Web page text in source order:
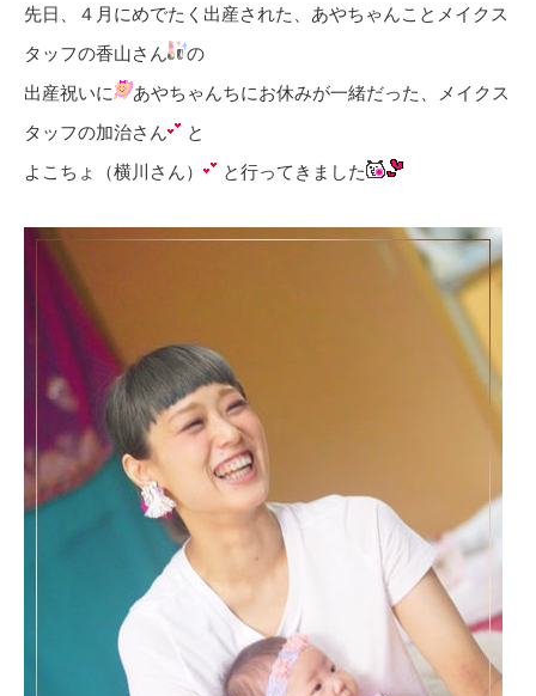
先日、４月にめでたく出産された、あやちゃんことメイクス
タッフの香山さん
の
出産祝いに
あやちゃんちにお休みが一緒だった、メイクス
タッフの加治さん
と
よこちょ（横川さん）
と行ってきました